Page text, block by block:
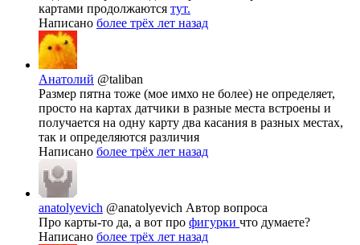
картами продолжаются тут.
Написано более трёх лет назад
Анатолий @taliban
Размер пятна тоже (мое имхо не более) не определяет,
просто на картах датчики в разные места встроены и
получается на одну карту два касания в разных местах,
так и определяются различия
Написано более трёх лет назад
anatolyevich @anatolyevich Автор вопроса
Про карты-то да, а вот про фигурки что думаете?
Написано более трёх лет назад